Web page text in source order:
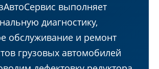
выполняет
диагностику,
обслуживание и ремонт
грузовых автомобилей